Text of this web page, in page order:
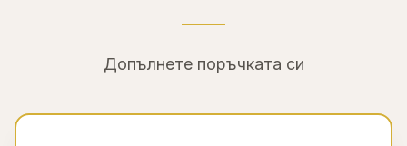
Допълнете поръчката си